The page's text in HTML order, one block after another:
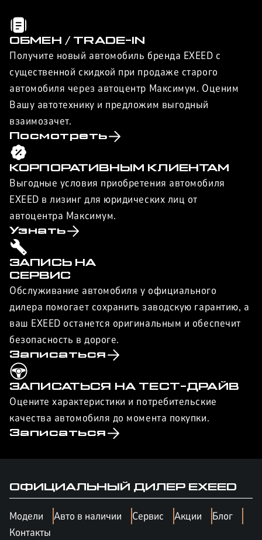
ОБМЕН / TRADE-IN
Получите новый автомобиль бренда EXEED с
существенной скидкой при продаже старого
автомобиля через автоцентр Максимум. Оценим
Вашу автотехнику и предложим выгодный
взаимозачет.
Посмотреть
КОРПОРАТИВНЫМ КЛИЕНТАМ
Выгодные условия приобретения автомобиля
EXEED в лизинг для юридических лиц от
автоцентра Максимум.
Узнать
ЗАПИСЬ НА
СЕРВИС
Обслуживание автомобиля у официального
дилера помогает сохранить заводскую гарантию, а
ваш EXEED останется оригинальным и обеспечит
безопасность в дороге.
Записаться
ЗАПИСАТЬСЯ НА ТЕСТ-ДРАЙВ
Оцените характеристики и потребительские
качества автомобиля до момента покупки.
Записаться
ОФИЦИАЛЬНЫЙ ДИЛЕР EXEED
Модели Авто в наличии Сервис Акции
Блог
Контакты